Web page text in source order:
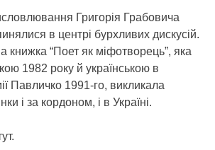
Григорія Грабовича
в центрі бурхливих дискусій.
книжка “Поет як міфотворець”, яка
1982 року й українською в
Павличко 1991-го, викликала
і за кордоном, і в Україні.